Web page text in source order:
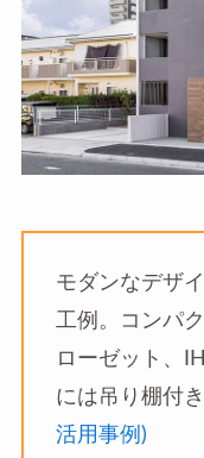
モダンなデザ
工例。コンパ
ローゼット、
には吊り棚付き
活用事例)